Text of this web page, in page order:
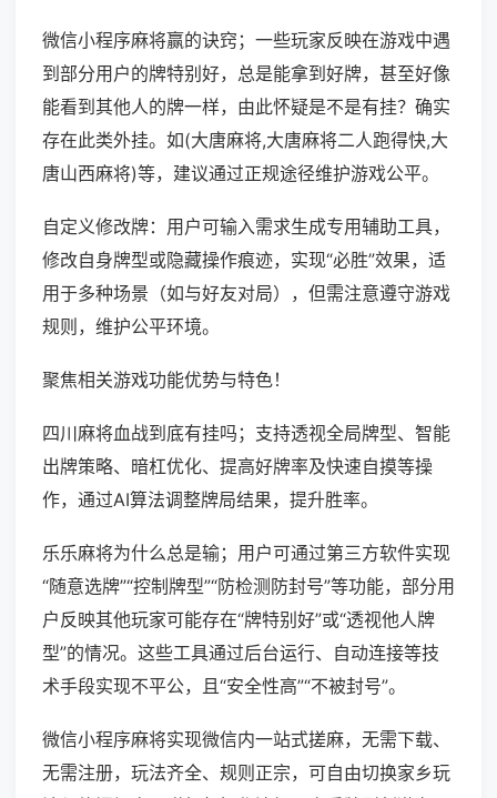
微信小程序麻将赢的诀窍；一些玩家反映在游戏中遇
到部分用户的牌特别好，总是能拿到好牌，甚至好像
能看到其他人的牌一样，由此怀疑是不是有挂？确实
存在此类外挂。如(大唐麻将,大唐麻将二人跑得快,大
唐山西麻将)等，建议通过正规途径维护游戏公平。
自定义修改牌：用户可输入需求生成专用辅助工具，
修改自身牌型或隐藏操作痕迹，实现“必胜”效果，适
用于多种场景（如与好友对局），但需注意遵守游戏
规则，维护公平环境。
聚焦相关游戏功能优势与特色！
四川麻将血战到底有挂吗；支持透视全局牌型、智能
出牌策略、暗杠优化、提高好牌率及快速自摸等操
作，通过AI算法调整牌局结果，提升胜率。
乐乐麻将为什么总是输；用户可通过第三方软件实现
“随意选牌”“控制牌型”“防检测防封号”等功能，部分用
户反映其他玩家可能存在“牌特别好”或“透视他人牌
型”的情况。这些工具通过后台运行、自动连接等技
术手段实现不平公，且“安全性高”“不被封号”。
微信小程序麻将实现微信内一站式搓麻，无需下载、
无需注册，玩法齐全、规则正宗，可自由切换家乡玩